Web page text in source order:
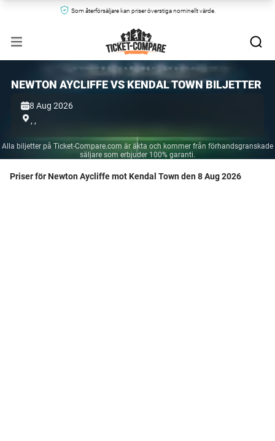
Som återförsäljare kan priser överstiga nominellt värde.
NEWTON AYCLIFFE VS KENDAL TOWN BILJETTER
8 Aug 2026
, ,
Alla biljetter på Ticket-Compare.com är äkta och kommer från förhandsgranskade
säljare som erbjuder 100% garanti.
Priser för Newton Aycliffe mot Kendal Town den 8 Aug 2026